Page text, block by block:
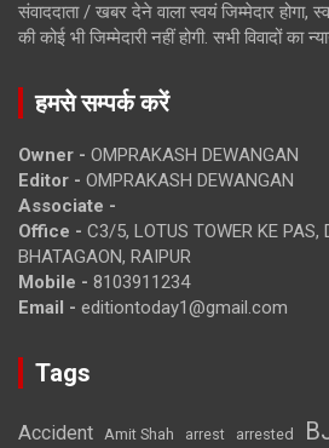
संवाददाता / खबर देने वाला स्वयं जिम्मेदार होगा,
की कोई भी जिम्मेदारी नहीं होगी. सभी विवादों का
हमसे सम्पर्क करें
Owner - OMPRAKASH DEWANGAN
Editor - OMPRAKASH DEWANGAN
Associate -
Office - C3/5, LOTUS TOWER KE PAS,
BHATAGAON, RAIPUR
Mobile - 8103911234
Email - editiontoday1@gmail.com
Tags
Accident Amit Shah arrest arrested